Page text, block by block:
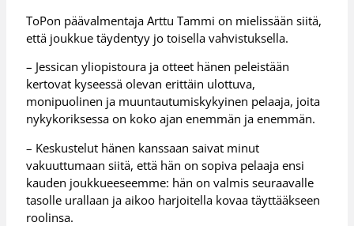
ToPon päävalmentaja Arttu Tammi on mielissään siitä,
että joukkue täydentyy jo toisella vahvistuksella.
– Jessican yliopistoura ja otteet hänen peleistään
kertovat kyseessä olevan erittäin ulottuva,
monipuolinen ja muuntautumiskykyinen pelaaja, joita
nykykoriksessa on koko ajan enemmän ja enemmän.
– Keskustelut hänen kanssaan saivat minut
vakuuttumaan siitä, että hän on sopiva pelaaja ensi
kauden joukkueeseemme: hän on valmis seuraavalle
tasolle urallaan ja aikoo harjoitella kovaa täyttääkseen
roolinsa.